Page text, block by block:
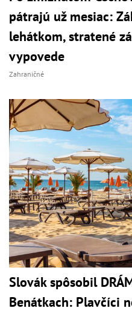
pátrajú už mesiac:
lehátkom, stratené
vypovede
Zahraničné
Slovák spôsobil
Benátkach: Plavčíci